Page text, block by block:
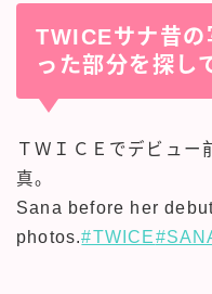
TWICEサナ昔の
った部分を探し
ＴＷＩＣＥでデビュー
真。
Sana before her
photos.#TWICE